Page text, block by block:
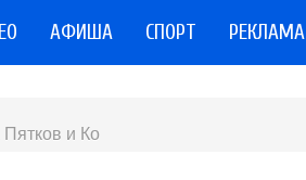
АФИША СПОРТ РЕКЛАМА
Пятков и Ко